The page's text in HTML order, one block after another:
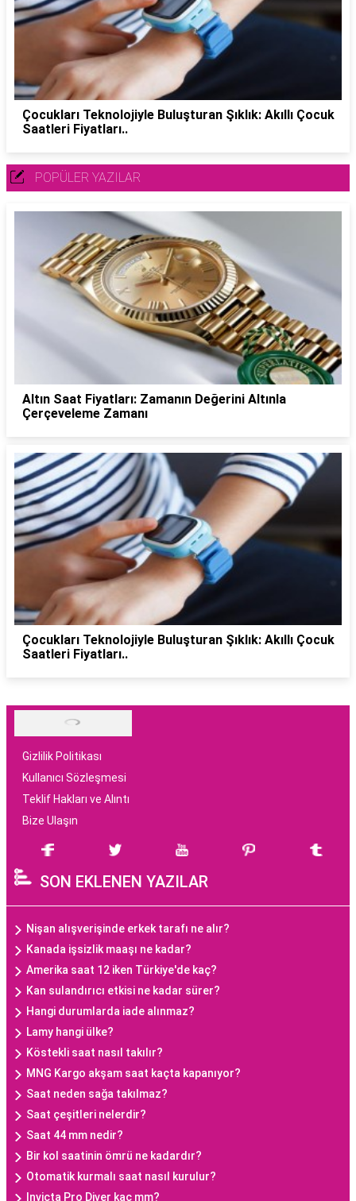
Çocukları Teknolojiyle Buluşturan Şıklık: Akıllı Çocuk
Saatleri Fiyatları..
POPÜLER YAZILAR
Altın Saat Fiyatları: Zamanın Değerini Altınla
Çerçeveleme Zamanı
Çocukları Teknolojiyle Buluşturan Şıklık: Akıllı Çocuk
Saatleri Fiyatları..
Gizlilik Politikası
Kullanıcı Sözleşmesi
Teklif Hakları ve Alıntı
Bize Ulaşın
SON EKLENEN YAZILAR
Nişan alışverişinde erkek tarafı ne alır?
Kanada işsizlik maaşı ne kadar?
Amerika saat 12 iken Türkiye'de kaç?
Kan sulandırıcı etkisi ne kadar sürer?
Hangi durumlarda iade alınmaz?
Lamy hangi ülke?
Köstekli saat nasıl takılır?
MNG Kargo akşam saat kaçta kapanıyor?
Saat neden sağa takılmaz?
Saat çeşitleri nelerdir?
Saat 44 mm nedir?
Bir kol saatinin ömrü ne kadardır?
Otomatik kurmalı saat nasıl kurulur?
Invicta Pro Diver kaç mm?